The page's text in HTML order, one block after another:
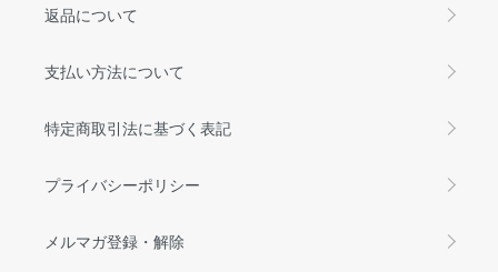
返品について
支払い方法について
特定商取引法に基づく表記
プライバシーポリシー
メルマガ登録・解除